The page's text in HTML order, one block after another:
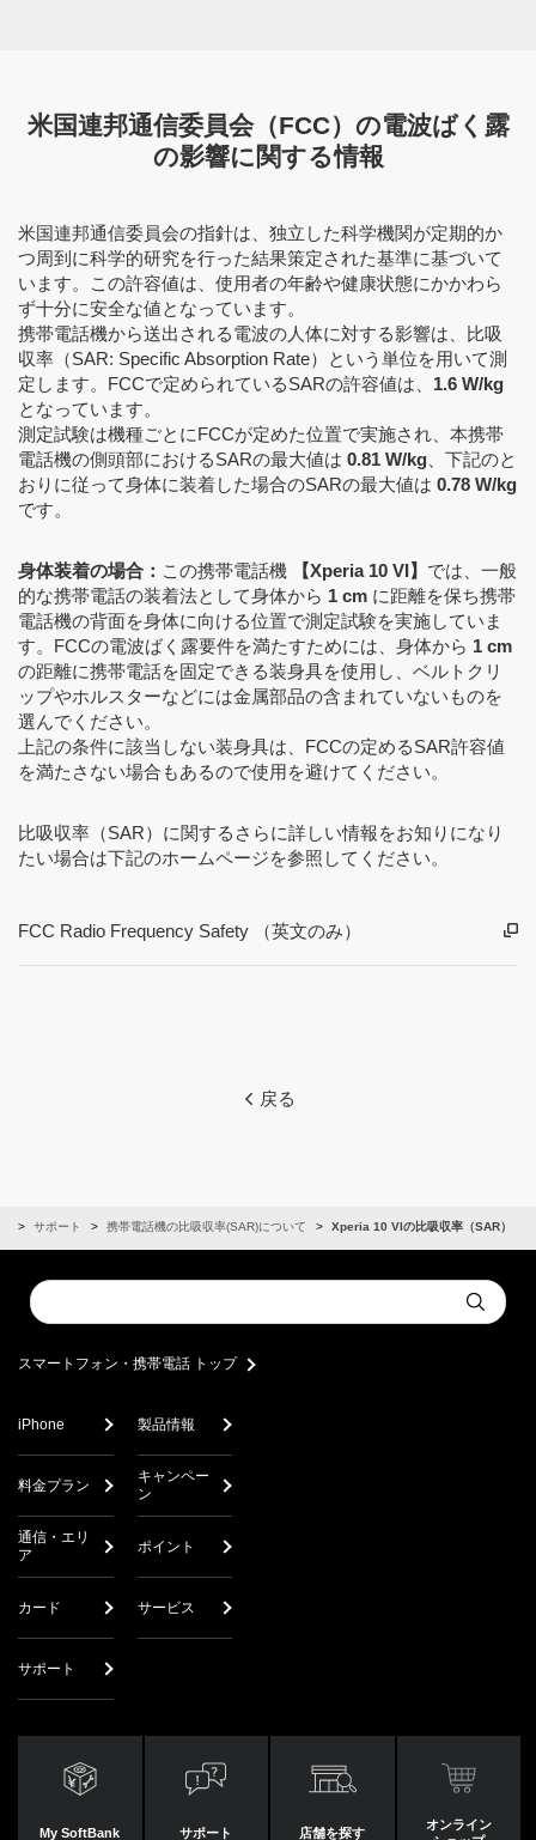
米国連邦通信委員会（FCC）の電波ばく露
の影響に関する情報
米国連邦通信委員会の指針は、独立した科学機関が定期的か
つ周到に科学的研究を行った結果策定された基準に基づいて
います。この許容値は、使用者の年齢や健康状態にかかわら
ず十分に安全な値となっています。
携帯電話機から送出される電波の人体に対する影響は、比吸
収率（SAR: Specific Absorption Rate）という単位を用いて測
定します。FCCで定められているSARの許容値は、 1.6 W/kg
となっています。
測定試験は機種ごとにFCCが定めた位置で実施され、本携帯
電話機の側頭部におけるSARの最大値は 0.81 W/kg 、下記のと
おりに従って身体に装着した場合のSARの最大値は 0.78 W/kg
です。
身体装着の場合： この携帯電話機 【Xperia 10 VI】 では、一般
的な携帯電話の装着法として身体から 1 cm に距離を保ち携帯
電話機の背面を身体に向ける位置で測定試験を実施していま
す。FCCの電波ばく露要件を満たすためには、身体から 1 cm
の距離に携帯電話を固定できる装身具を使用し、ベルトクリ
ップやホルスターなどには金属部品の含まれていないものを
選んでください。
上記の条件に該当しない装身具は、FCCの定めるSAR許容値
を満たさない場合もあるので使用を避けてください。
比吸収率（SAR）に関するさらに詳しい情報をお知りになり
たい場合は下記のホームページを参照してください。
FCC Radio Frequency Safety （英文のみ）
戻る
サポート 携帯電話機の比吸収率(SAR)について Xperia 10 VIの比吸収率（SAR）
Conduct
a
Submit
スマートフォン・携帯電話 トップ
iPhone 製品情報
料金プラン
キャンペー
ン
通信・エリ
ア
ポイント
カード サービス
サポート
My SoftBank サポート 店舗を探す
オンライン